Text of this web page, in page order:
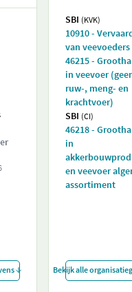
SBI (KVK)
10910 -
van veevoeders
46215 -
in veevoer
ruw-, meng- en
krachtvoer)
SBI (CI)
46218 -
in
en veevoer
assortiment
Bekijk alle